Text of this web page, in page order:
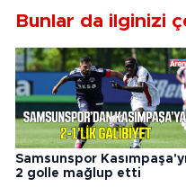
Bunlar da ilginizi
Samsunspor Kasımpaşa'yı
2 golle mağlup etti